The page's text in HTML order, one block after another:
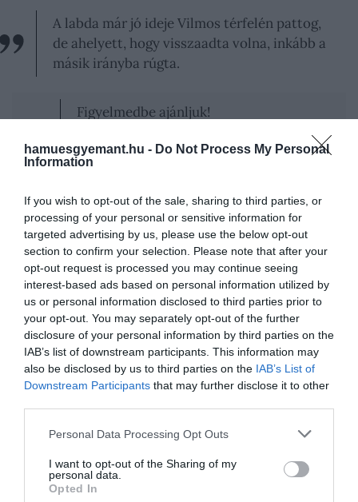
hamuesgyemant.hu - Do Not Process My Personal
Information
If you wish to opt-out of the sale, sharing to third parties, or
processing of your personal or sensitive information for
targeted advertising by us, please use the below opt-out
section to confirm your selection. Please note that after your
opt-out request is processed you may continue seeing
interest-based ads based on personal information utilized by
us or personal information disclosed to third parties prior to
your opt-out. You may separately opt-out of the further
disclosure of your personal information by third parties on the
IAB’s list of downstream participants. This information may
also be disclosed by us to third parties on the IAB’s List of
Downstream Participants that may further disclose it to other
Please note that this website/app uses one or more Google
not limited to your visit or usage behaviour. You may click to
grant or deny consent to Google and its third-party tags to
use your data for below specified purposes in below Google
Personal Data Processing Opt Outs
I want to opt-out of the Sharing of my
personal data.
Opted In
A labda már jó ideje Vilmos térfelén pattog,
de ahelyett, hogy visszaadta volna, inkább a
másik irányba rúgta.
Figyelmedbe ajánljuk!
helyreálljon a béke a királyi családban
Harry célja továbbra is az, hogy lehetőséget
teremtsen a továbblépésre, ahogyan azt legutóbbi
jordániai útjávalis jelezte. Elvárásai és kívánságai
ugyanazok, ám ezekből egyelőre semmi nem
valósult meg.